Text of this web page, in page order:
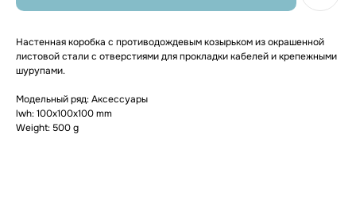
Настенная коробка с противодождевым козырьком из окрашенной
листовой стали с отверстиями для прокладки кабелей и крепежными
шурупами.
Модельный ряд: Аксессуары
lwh: 100x100x100 mm
Weight: 500 g